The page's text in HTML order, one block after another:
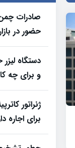
صادرات
حضور در
دستگاه
و برای چه
ژنراتور
برای اجاره